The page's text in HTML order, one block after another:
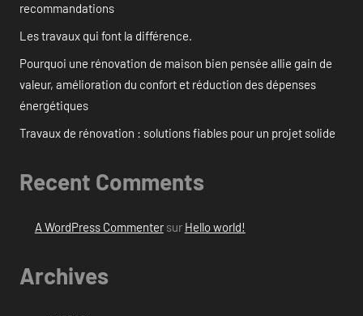
recommandations
Les travaux qui font la différence.
Pourquoi une rénovation de maison bien pensée allie gain de
valeur, amélioration du confort et réduction des dépenses
énergétiques
Travaux de rénovation : solutions fiables pour un projet solide
Recent Comments
A WordPress Commentersur Hello world!
Archives